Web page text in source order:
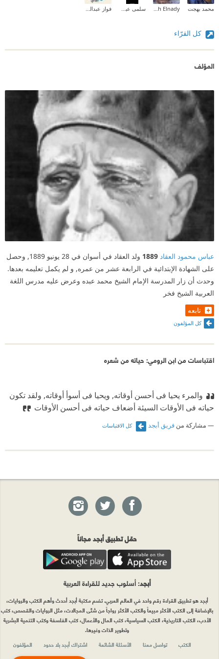
محمد بهجت Mohamed Moh Elnady سلمى عبدالله . فواز عبدالمحسن
كل القرّاء
المؤلف
عباس محمود العقاد 1889
ولد العقاد في أسوان في 28 يونيو 1889, وحصل
على الشهادة الإبتدائية في الرابعة عشر من عمره, و لم يكمل تعليمه بعدها.
وحدث أن زار المدرسة الإمام الشيخ محمد عبده وعرض عليه مدرس اللغة
العربية الشيخ فخر
تابعه
كل المؤلفون
اقتباسات من ابن الرومي: حياته من شعره
والمرء يحيا فى أحسن أوقاته, ويحيا فى أسوأ أوقاته, ولقد تكون
حياته فى الأوقات السيئة أضعاف حياته فى أحسن الأوقات
مشاركة من فريق أبجد كل الاقتباسات
حمّل تطبيق أبجد مجاناً
أبجد: أسلوب جديد للقراءة العربية
أبجد هو تطبيق القراءة رقم واحد في العالم العربي. تضم مكتبة أبجد أحدث وأهم الكتب والروايات،
بالإضافة إلى الكتب الأكثر مبيعاً والكتب الأكثر رواجاً من شتّى المجالات، مثل الروايات والقصص، كتب
الأدب، الكتب التاريخية، الكتب السياسية، كتب المال والأعمال، كتب الفلسفة وكتب التنمية البشرية
وتطوير الذات وغيرها.
الكتب
تواصل معنا الأسئلة الشائعة اشتراك أبجد بلا حدود
المؤلفون